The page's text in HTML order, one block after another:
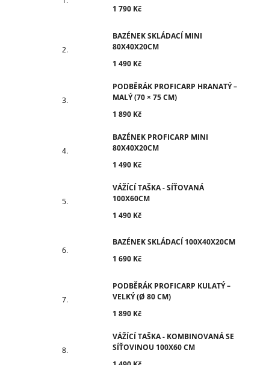
1 790 Kč
BAZÉNEK SKLÁDACÍ MINI
80X40X20CM
1 490 Kč
PODBĚRÁK PROFICARP HRANATÝ –
MALÝ (70 × 75 CM)
1 890 Kč
BAZÉNEK PROFICARP MINI
80X40X20CM
1 490 Kč
VÁŽÍCÍ TAŠKA - SÍŤOVANÁ
100X60CM
1 490 Kč
BAZÉNEK SKLÁDACÍ 100X40X20CM
1 690 Kč
PODBĚRÁK PROFICARP KULATÝ –
VELKÝ (Ø 80 CM)
1 890 Kč
VÁŽÍCÍ TAŠKA - KOMBINOVANÁ SE
SÍŤOVINOU 100X60 CM